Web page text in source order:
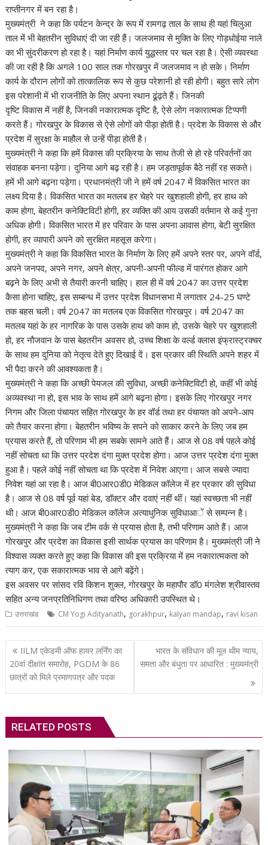
राप्तीनगर में बन रहा है।
मुख्यमंत्री ने कहा कि पर्यटन केन्द्र के रूप में रामगढ़ ताल के साथ ही यहां चिलुआ
ताल में भी बेहतरीन सुविधाएं दी जा रही हैं। जलजमाव से मुक्ति के लिए गोड़धोईया नाले
का भी सुंदरीकरण हो रहा है। यहां निर्माण कार्य युद्धस्तर पर चल रहा है। ऐसी व्यवस्था
की जा रही है कि अगले 100 साल तक गोरखपुर में जलजमाव न हो सके। निर्माण
कार्य के दौरान लोगों को तात्कालिक रूप से कुछ परेशानी हो रही होगी। बहुत सारे लोग
इस परेशानी में भी राजनीति के लिए अपना स्थान ढूंढ़ते हैं। जिनकी
दृष्टि विकास में नहीं है, जिनकी नकारात्मक दृष्टि है, ऐसे लोग नकारात्मक टिप्पणी
करते हैं। गोरखपुर के विकास से ऐसे लोगों को पीड़ा होती है। प्रदेश के विकास से और
प्रदेश में सुरक्षा के माहौल से उन्हें पीड़ा होती है।
मुख्यमंत्री ने कहा कि हमें विकास की प्रक्रिया के साथ तेजी से हो रहे परिवर्तनों का
संवाहक बनना पड़ेगा। दुनिया आगे बढ़ रही है। हम जड़तापूर्वक बैठे नहीं रह सकते।
हमें भी आगे बढ़ना पड़ेगा। प्रधानमंत्री जी ने हमें वर्ष 2047 में विकसित भारत का
लक्ष्य दिया है। विकसित भारत का मतलब हर चेहरे पर खुशहाली होगी, हर हाथ को
काम होगा, बेहतरीन कनेक्टिविटी होगी, हर व्यक्ति की आय उसकी वर्तमान से कई गुना
अधिक होगी। विकसित भारत में हर परिवार के पास अपना आवास होगा, बेटी सुरक्षित
होगी, हर व्यापारी अपने को सुरक्षित महसूस करेगा।
मुख्यमंत्री ने कहा कि विकसित भारत के निर्माण के लिए हमें अपने स्तर पर, अपने वॉर्ड,
अपने जनपद, अपने नगर, अपने क्षेत्र, अपनी-अपनी फील्ड में पारंगत होकर आगे
बढ़ने के लिए अभी से तैयारी करनी चाहिए। हाल ही में वर्ष 2047 का उत्तर प्रदेश
कैसा होना चाहिए, इस सम्बन्ध में उत्तर प्रदेश विधानसभा में लगातार 24-25 घण्टे
तक बहस चली। वर्ष 2047 का मतलब एक विकसित गोरखपुर। वर्ष 2047 का
मतलब यहां के हर नागरिक के पास उसके हाथ को काम हो, उसके चेहरे पर खुशहाली
हो, हर नौजवान के पास बेहतरीन अवसर हो, उच्च शिक्षा के वर्ल्ड क्लास इंफ्रास्ट्रक्चर
के साथ हम दुनिया को नेतृत्व देते हुए दिखाई दें। इस प्रकार की स्थिति अपने शहर में
भी पैदा करने की आवश्यकता है।
मुख्यमंत्री ने कहा कि अच्छी पेयजल की सुविधा, अच्छी कनेक्टिविटी हो, कहीं भी कोई
अव्यवस्था ना हो, इस भाव के साथ हमें आगे बढ़ना होगा। इसके लिए गोरखपुर नगर
निगम और जिला पंचायत सहित गोरखपुर के हर वॉर्ड तथा हर पंचायत को अपने-आप
को तैयार करना होगा। बेहतरीन भविष्य के सपने को साकार करने के लिए जब हम
प्रयास करते हैं, तो परिणाम भी हम सबके सामने आते हैं। आज से 08 वर्ष पहले कोई
नहीं सोचता था कि उत्तर प्रदेश दंगा मुक्त प्रदेश होगा। आज उत्तर प्रदेश दंगा मुक्त
हुआ है। पहले कोई नहीं सोचता था कि प्रदेश में निवेश आएगा। आज सबसे ज्यादा
निवेश यहां आ रहा है। आज बी0आर0डी0 मेडिकल कॉलेज में हर प्रकार की सुविधा
है। आज से 08 वर्ष पूर्व यहां बेड, डॉक्टर और दवाएं नहीं थीं। यहां स्वच्छता भी नहीं
थी। आज बी0आर0डी0 मेडिकल कॉलेज अत्याधुनिक सुविधाआें से सम्पन्न है।
मुख्यमंत्री ने कहा कि जब टीम वर्क से प्रयास होता है, तभी परिणाम आते हैं। आज
गोरखपुर और प्रदेश का विकास इसी सार्थक प्रयास का परिणाम है। मुख्यमंत्री जी ने
विश्वास व्यक्त करते हुए कहा कि विकास की इस प्रक्रिया में हम नकारात्मकता को
त्याग कर, एक सकारात्मक भाव से आगे बढ़ेंगे।
इस अवसर पर सांसद रवि किशन शुक्ल, गोरखपुर के महापौर डॉ0 मंगलेश श्रीवास्तव
सहित अन्य जनप्रतिनिधिगण तथा वरिष्ठ अधिकारी उपस्थित थे।
उत्तराखंड CM Yogi Adityanath, gorakhpur, kalyan mandap, ravi kisan
Post
navigation
IILM एकेडमी ऑफ हायर लर्निंग का
20वां दीक्षांत समारोह, PGDM के 86
छात्रों को मिले प्रमाणपत्र और पदक
भारत के संविधान की मूल थीम न्याय,
समता और बंधुता पर आधारित : मुख्यमंत्री
RELATED POSTS